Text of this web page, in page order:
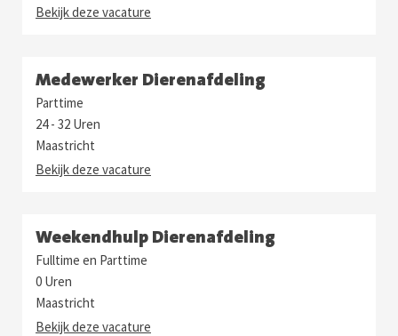
Bekijk deze vacature
Medewerker Dierenafdeling
Parttime
24 - 32 Uren
Maastricht
Bekijk deze vacature
Weekendhulp Dierenafdeling
Fulltime en Parttime
0 Uren
Maastricht
Bekijk deze vacature